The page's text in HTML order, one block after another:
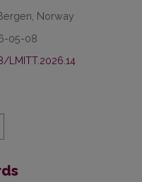
Norway
05-08
LMITT.2026.14